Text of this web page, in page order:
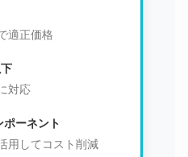
適正価格
対応
ポーネント
用してコスト削減